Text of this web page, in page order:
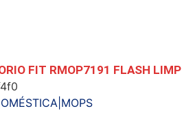
FIT RMOP7191 FLASH LIMP